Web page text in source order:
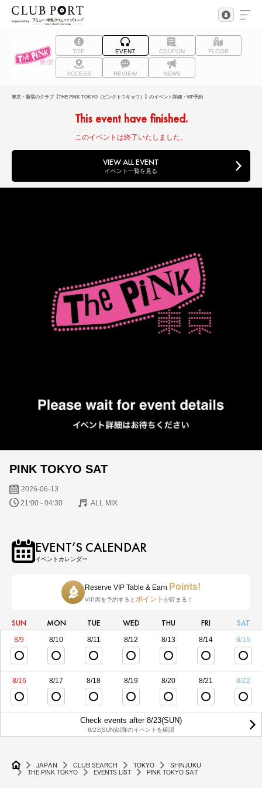
TOP EVENT COUPON FLOOR
ACCESS REVIEW NEWS
東京・新宿のクラブ【THE PINK TOKYO（ピンクトウキョウ）】のイベント詳細・VIP予約
This event have finished.
このイベントは終了いたしました。
VIEW ALL EVENT
イベント一覧を見る
PINK TOKYO SAT
2026-06-13
21:00 - 04:30 ALL MIX
EVENT’S CALENDAR
イベントカレンダー
Reserve VIP Table & Earn Points!
VIP席を予約すると ポイント が貯まる！
SUN MON TUE WED THU FRI SAT
8/9 8/10 8/11 8/12 8/13 8/14 8/15
8/16 8/17 8/18 8/19 8/20 8/21 8/22
Check events after 8/23(SUN)
8/23(SUN)以降のイベントを確認
JAPAN CLUB SEARCH TOKYO
SHINJUKU
THE PINK TOKYO
EVENTS LIST PINK TOKYO SAT